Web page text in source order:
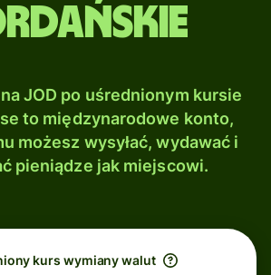
JOD po uśrednionym kursie
to międzynarodowe konto,
możesz wysyłać, wydawać i
pieniądze jak miejscowi.
kurs wymiany walut